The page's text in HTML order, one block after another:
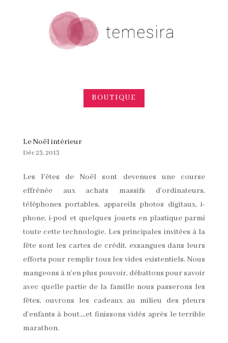
BOUTIQUE
Le Noël intérieur
Déc 23, 2013
Les Fêtes de Noël sont devenues une course
effrénée aux achats massifs d’ordinateurs,
téléphones portables, appareils photos digitaux, i-
phone, i-pod et quelques jouets en plastique parmi
toute cette technologie. Les principales invitées à la
fête sont les cartes de crédit, exsangues dans leurs
efforts pour remplir tous les vides existentiels. Nous
mangeons à n’en plus pouvoir, débattons pour savoir
avec quelle partie de la famille nous passerons les
fêtes, ouvrons les cadeaux au milieu des pleurs
d’enfants à bout….et finissons vidés après le terrible
marathon.